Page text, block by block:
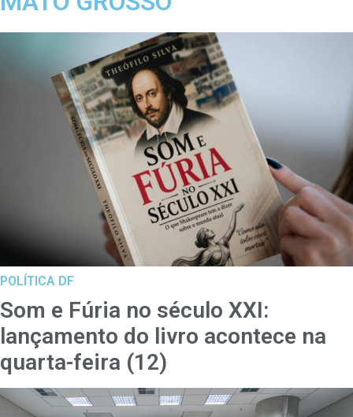
POLÍTICA DF
Som e Fúria no século XXI:
lançamento do livro acontece na
quarta-feira (12)